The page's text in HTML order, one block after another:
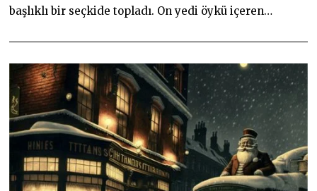
başlıklı bir seçkide topladı. On yedi öykü içeren…